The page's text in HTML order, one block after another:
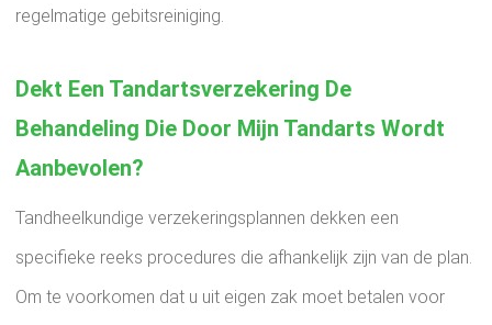
regelmatige gebitsreiniging.
Dekt Een Tandartsverzekering De
Behandeling Die Door Mijn Tandarts Wordt
Aanbevolen?
Tandheelkundige verzekeringsplannen dekken een
specifieke reeks procedures die afhankelijk zijn van de plan.
Om te voorkomen dat u uit eigen zak moet betalen voor